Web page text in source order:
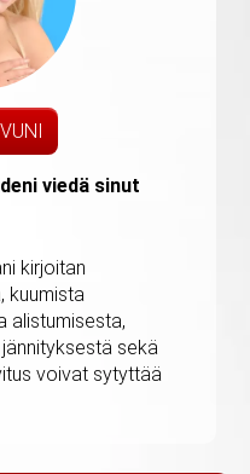
viedä sinut
kirjoitan
kuumista
alistumisesta,
sekä
voivat sytyttää